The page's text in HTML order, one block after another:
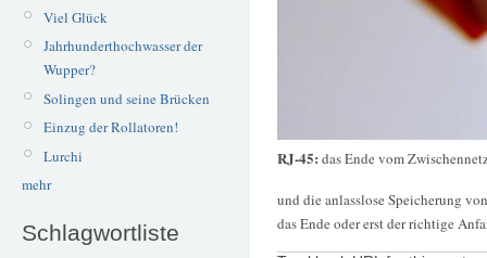
Viel Glück
Jahrhunderthochwasser der
Wupper?
Solingen und seine Brücken
Einzug der Rollatoren!
Lurchi
mehr
Schlagwortliste
RJ-45: das Ende vom
und die anlasslose Speicherung
das Ende oder erst der richtige